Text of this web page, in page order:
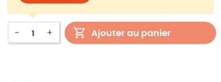
- + Ajouter au panier